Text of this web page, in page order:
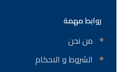
روابط مهمة
من نحن
الشروط و الاحكام